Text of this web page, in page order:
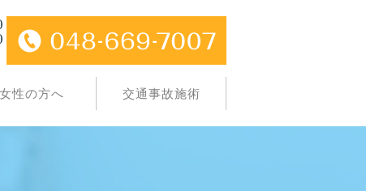
女性の方へ 交通事故施術